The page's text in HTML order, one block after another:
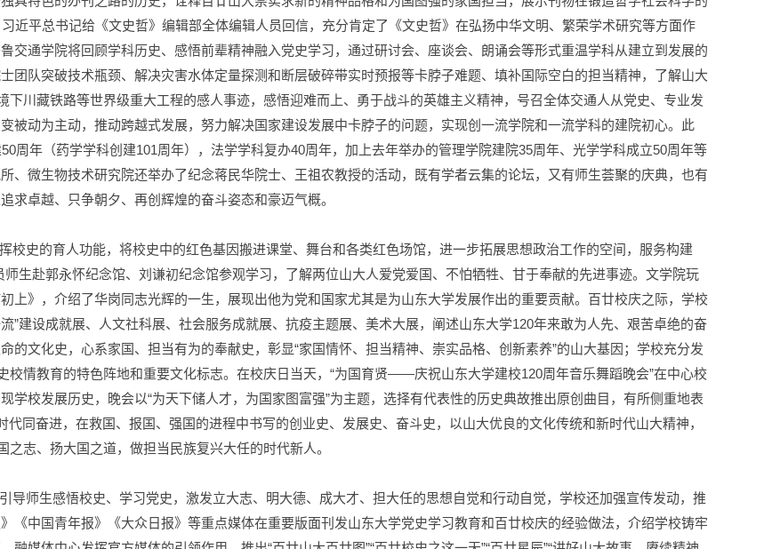
近平总书记给《文史哲》编辑部全体编辑人员回信，充分肯定了《文史哲》在弘扬中华文明、繁荣学术研究等方面作
交通学院将回顾学科历史、感悟前辈精神融入党史学习，通过研讨会、座谈会、朗诵会等形式重温学科从建立到发展的
团队突破技术瓶颈、解决灾害水体定量探测和断层破碎带实时预报等卡脖子难题、填补国际空白的担当精神，了解山大
下川藏铁路等世界级重大工程的感人事迹，感悟迎难而上、勇于战斗的英雄主义精神，号召全体交通人从党史、专业发
被动为主动，推动跨越式发展，努力解决国家建设发展中卡脖子的问题，实现创一流学院和一流学科的建院初心。此
周年（药学学科创建101周年），法学学科复办40周年，加上去年举办的管理学院建院35周年、光学学科成立50周年等
、微生物技术研究院还举办了纪念蒋民华院士、王祖农教授的活动，既有学者云集的论坛，又有师生荟聚的庆典，也有
求卓越、只争朝夕、再创辉煌的奋斗姿态和豪迈气概。
校史的育人功能，将校史中的红色基因搬进课堂、舞台和各类红色场馆，进一步拓展思想政治工作的空间，服务构建
师生赴郭永怀纪念馆、刘谦初纪念馆参观学习，了解两位山大人爱党爱国、不怕牺牲、甘于奉献的先进事迹。文学院玩
上》，介绍了华岗同志光辉的一生，展现出他为党和国家尤其是为山东大学发展作出的重要贡献。百廿校庆之际，学校
建设成就展、人文社科展、社会服务成就展、抗疫主题展、美术大展，阐述山东大学120年来敢为人先、艰苦卓绝的奋
的文化史，心系家国、担当有为的奉献史，彰显“家国情怀、担当精神、崇实品格、创新素养”的山大基因；学校充分发
校情教育的特色阵地和重要文化标志。在校庆日当天，“为国育贤——庆祝山东大学建校120周年音乐舞蹈晚会”在中心校
学校发展历史，晚会以“为天下储人才，为国家图富强”为主题，选择有代表性的历史典故推出原创曲目，有所侧重地表
同奋进，在救国、报国、强国的进程中书写的创业史、发展史、奋斗史，以山大优良的文化传统和新时代山大精神，
志、扬大国之道，做担当民族复兴大任的时代新人。
导师生感悟校史、学习党史，激发立大志、明大德、成大才、担大任的思想自觉和行动自觉，学校还加强宣传发动，推
《中国青年报》《大众日报》等重点媒体在重要版面刊发山东大学党史学习教育和百廿校庆的经验做法，介绍学校铸牢